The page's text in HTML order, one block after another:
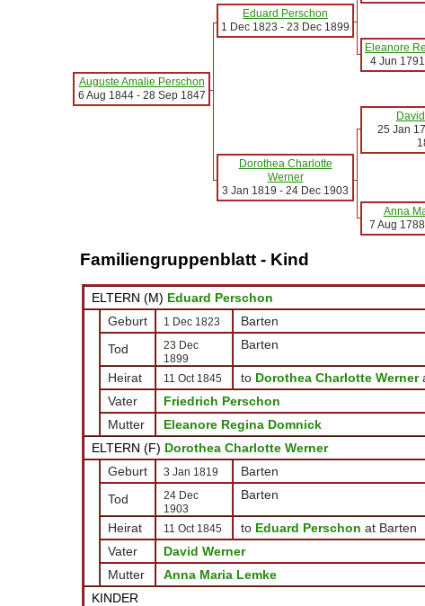
Eduard Perschon
1 Dec 1823 - 23 Dec 1899
Eleanore
4 Jun 1791
Auguste Amalie Perschon
6 Aug 1844- 28 Sep 1847
25 Jan
Dorothea Charlotte
Werner
3 Jan 1819 - 24 Dec 1903
Anna
7 Aug 1788
Familiengruppenblatt - Kind
ELTERN (M) Eduard Perschon
Geburt
1 Dec 1823
Barten
Tod
23 Dec
1899
Barten
Heirat 11 Oct 1845 to Dorothea Charlotte Werner
Vater
Friedrich Perschon
Mutter
Eleanore Regina Domnick
ELTERN (F) Dorothea Charlotte Werner
Geburt
3 Jan 1819
Barten
Tod
24 Dec
1903
Barten
Heirat 11 Oct 1845 to Eduard Perschon at Barten
Vater
David Werner
Mutter
Anna Maria Lemke
KINDER